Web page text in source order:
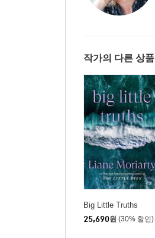
작가의 다른 상품
Big Little Truths
25,690원 (30% 할인)